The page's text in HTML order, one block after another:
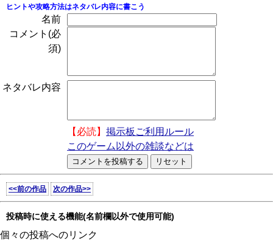
ヒントや攻略方法はネタバレ内容に書こう
名前
コメント(必
須)
ネタバレ内容
【必読】 掲示板ご利用ルール
このゲーム以外の雑談などは
<<前の作品 次の作品>>
投稿時に使える機能(名前欄以外で使用可能)
個々の投稿へのリンク